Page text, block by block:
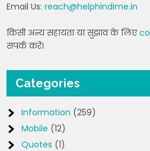
Email Us:reach@helphindime.in
किसी अन्य सहायता या सुझाव के लिए
संपर्क करें।
Categories
Information (259)
Mobile (12)
Quotes (1)